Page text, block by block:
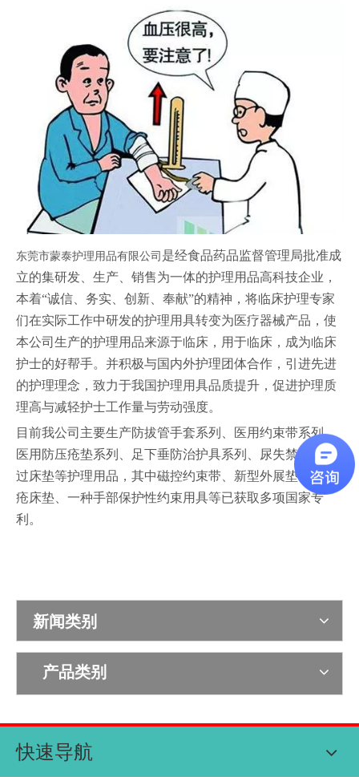
东莞市蒙泰护理用品有限公司 是经食品药品监督管理局批准成
立的集研发、生产、销售为一体的护理用品高科技企业，
本着“诚信、务实、创新、奉献”的精神，将临床护理专家
们在实际工作中研发的护理用具转变为医疗器械产品，使
本公司生产的护理用品来源于临床，用于临床，成为临床
护士的好帮手。并积极与国内外护理团体合作，引进先进
的护理理念，致力于我国护理用具品质提升，促进护理质
理高与减轻护士工作量与劳动强度。
目前我公司主要生产防拔管手套系列、医用约束带系列、
医用防压疮垫系列、足下垂防治护具系列、尿失禁用品、
过床垫等护理用品，其中磁控约束带、新型外展垫、防压
疮床垫、一种手部保护性约束用具等已获取多项国家专
利。
新闻类别
产品类别
快速导航